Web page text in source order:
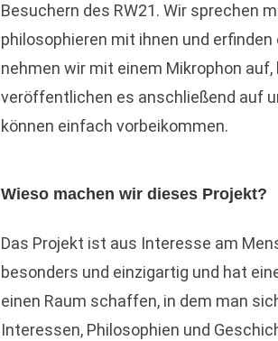
Besuchern des RW21. Wir sprechen
philosophieren mit ihnen und
nehmen wir mit einem Mikrophon
veröffentlichen es anschließend auf
können einfach vorbeikommen.
Wieso machen wir dieses Projekt?
Das Projekt ist aus Interesse am
besonders und einzigartig und hat
einen Raum schaffen, in dem man
Interessen, Philosophien und